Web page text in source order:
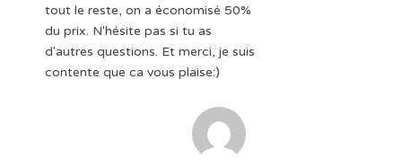
tout le reste, on a économisé 50%
du prix. N'hésite pas si tu as
d'autres questions. Et merci, je suis
contente que ca vous plaise:)